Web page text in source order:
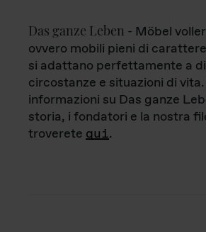
Das ganze Leben - Möbel
ovvero mobili pieni di
si adattano perfettamente a
circostanze e situazioni di
informazioni su Das ganze
storia, i fondatori e la nostra
troverete qui.